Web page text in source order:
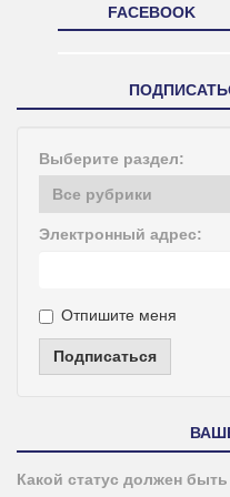
FACEBOOK
Выберите раздел:
Электронный адрес:
Отпишите меня
Подписаться
Какой статус должен